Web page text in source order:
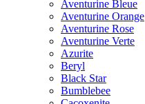
Aventurine Bleue
Aventurine Orange
Aventurine Rose
Aventurine Verte
Azurite
Beryl
Black Star
Bumblebee